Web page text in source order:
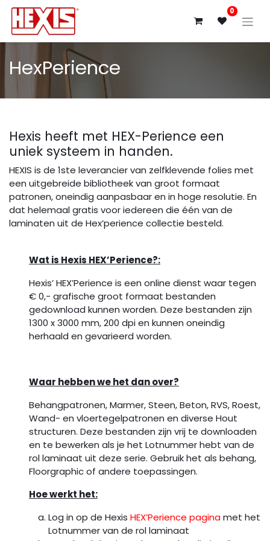
0
HexPerience
Hexis heeft met HEX-Perience een
uniek systeem in handen.
HEXIS is de 1ste leverancier van zelfklevende folies met
een uitgebreide bibliotheek van groot formaat
patronen, oneindig aanpasbaar en in hoge resolutie. En
dat helemaal gratis voor iedereen die één van de
laminaten uit de Hex’perience collectie besteld.
Wat is Hexis HEX’Perience?:
Hexis’ HEX’Perience is een online dienst waar tegen
€ 0,- grafische groot formaat bestanden
gedownload kunnen worden. Deze bestanden zijn
1300 x 3000 mm, 200 dpi en kunnen oneindig
herhaald en gevarieerd worden.
Waar hebben we het dan over?
Behangpatronen, Marmer, Steen, Beton, RVS, Roest,
Wand- en vloertegelpatronen en diverse Hout
structuren. Deze bestanden zijn vrij te downloaden
en te bewerken als je het Lotnummer hebt van de
rol laminaat uit deze serie. Gebruik het als behang,
Floorgraphic of andere toepassingen.
Hoe werkt het:
Log in op de Hexis HEX’Perience paginamet het
Lotnummer van de rol laminaat